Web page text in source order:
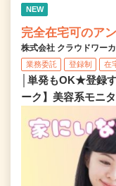
NEW
完全在宅可のア
株式会社 クラウドワー
業務委託 登録制 在
│単発もOK★登録
ーク】美容系モニ